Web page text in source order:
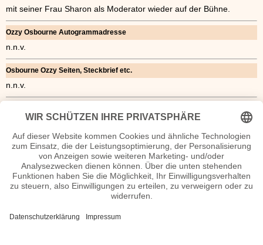
mit seiner Frau Sharon als Moderator wieder auf der Bühne.
Ozzy Osbourne Autogrammadresse
n.n.v.
Osbourne Ozzy Seiten, Steckbrief etc.
n.n.v.
1980 - Blizzard of Ozz
1981 - Diary of a Madman
1983 - Bark at the Moon
1986 - The Ultimate Sin
1988 - No Rest for the Wicked